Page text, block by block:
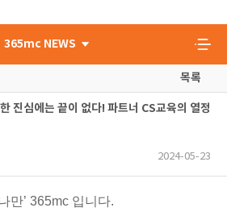
365mc NEWS
목록
진심에는 끝이 없다! 파트너 CS교육의 열정
2024-05-23
만’ 365mc 입니다.